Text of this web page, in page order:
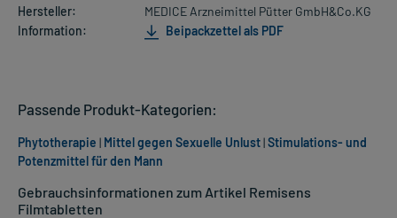
Hersteller:
MEDICE Arzneimittel Pütter GmbH&Co.KG
Information:
Beipackzettel als PDF
Gebrauchsinformationen zum Artikel Remisens
Filmtabletten
Passende Produkt-Kategorien:
Phytotherapie | Mittel gegen Sexuelle Unlust|Stimulations- und
Potenzmittel für den Mann